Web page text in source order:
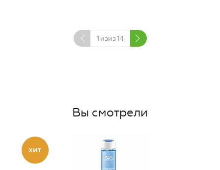
1 изиз14
Вы смотрели